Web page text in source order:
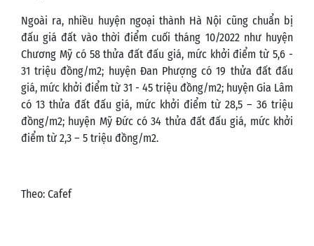
Ngoài ra, nhiều huyện ngoại thành Hà Nội cũng chuẩn bị
đấu giá đất vào thời điểm cuối tháng 10/2022 như huyện
Chương Mỹ có 58 thửa đất đấu giá, mức khởi điểm từ 5,6 -
31 triệu đồng/m2; huyện Đan Phượng có 19 thửa đất đấu
giá, mức khởi điểm từ 31 - 45 triệu đồng/m2; huyện Gia Lâm
có 13 thửa đất đấu giá, mức khởi điểm từ 28,5 – 36 triệu
đồng/m2; huyện Mỹ Đức có 34 thửa đất đấu giá, mức khởi
điểm từ 2,3 – 5 triệu đồng/m2.
Theo: Cafef